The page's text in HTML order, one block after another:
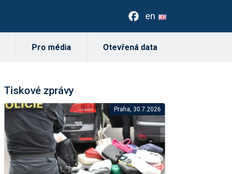
en
Pro média Otevřená data
Tiskové zprávy
Praha, 30.7.2026